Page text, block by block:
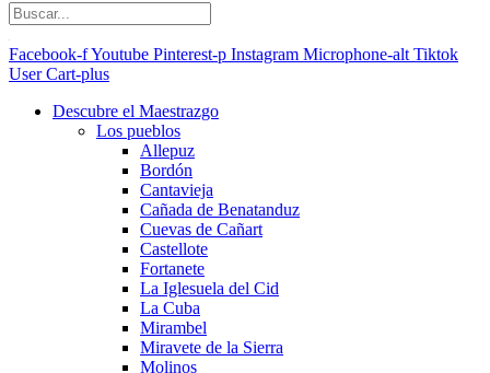
Facebook-fYoutube Pinterest-p Instagram Microphone-alt Tiktok
User Cart-plus
Descubre el Maestrazgo
Los pueblos
Allepuz
Bordón
Cantavieja
Cañada de Benatanduz
Cuevas de Cañart
Castellote
Fortanete
La Iglesuela del Cid
La Cuba
Mirambel
Miravete de la Sierra
Molinos